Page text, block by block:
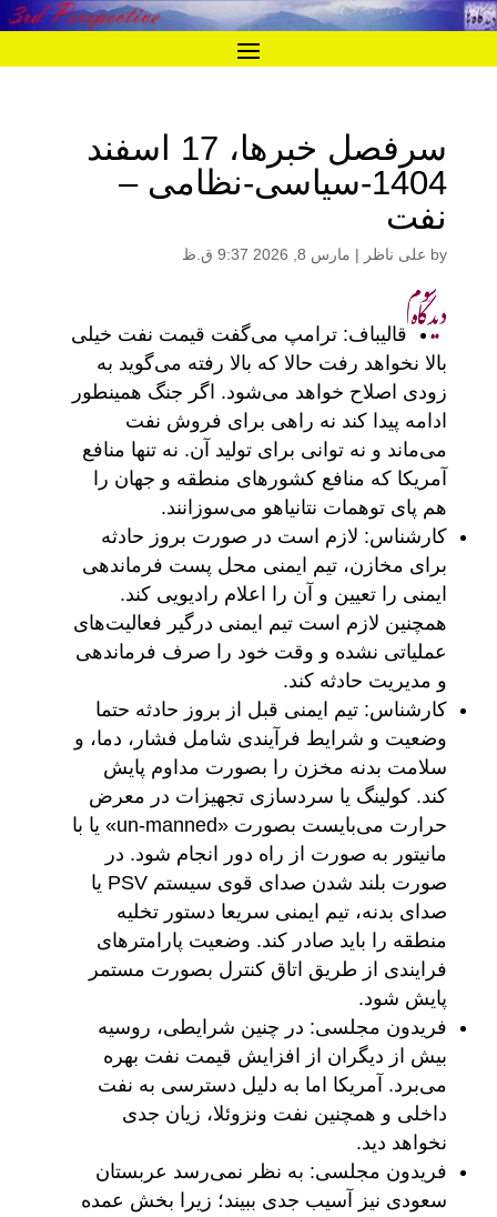
سرفصل خبرها، 17 اسفند
1404-سیاسی-نظامی –
نفت
by علی ناظر | مارس 8, 2026 9:37 ق.ظ
قالیباف: ترامپ می‌گفت قیمت نفت خیلی
بالا نخواهد رفت حالا که بالا رفته می‌گوید به
زودی اصلاح خواهد می‌شود. اگر جنگ همینطور
ادامه پیدا کند نه راهی برای فروش نفت
می‌ماند و نه توانی برای تولید آن. نه تنها منافع
آمریکا که منافع کشورهای منطقه و جهان را
هم پای توهمات نتانیاهو می‌سوزانند.
کارشناس: لازم است در صورت بروز حادثه
برای مخازن، تیم ایمنی محل پست فرماندهی
ایمنی را تعیین و آن را اعلام رادیویی کند.
همچنین لازم است تیم ایمنی درگیر فعالیت‌های
عملیاتی نشده و وقت خود را صرف فرماندهی
و مدیریت حادثه کند.
کارشناس: تیم ایمنی قبل از بروز حادثه حتما
وضعیت و شرایط فرآیندی شامل فشار، دما، و
سلامت بدنه مخزن را بصورت مداوم پایش
کند. کولینگ یا سردسازی تجهیزات در معرض
حرارت می‌بایست بصورت «un-manned» یا با
مانیتور به صورت از راه دور انجام شود. در
صورت بلند شدن صدای قوی سیستم PSV یا
صدای بدنه، تیم ایمنی سریعا دستور تخلیه
منطقه را باید صادر کند. وضعیت پارامترهای
فرایندی از طریق اتاق کنترل بصورت مستمر
پایش شود.
فریدون مجلسی: در چنین شرایطی، روسیه
بیش از دیگران از افزایش قیمت نفت بهره
می‌برد. آمریکا اما به دلیل دسترسی به نفت
داخلی و همچنین نفت ونزوئلا، زیان جدی
نخواهد دید.
فریدون مجلسی: به نظر نمی‌رسد عربستان
سعودی نیز آسیب جدی ببیند؛ زیرا بخش عمده